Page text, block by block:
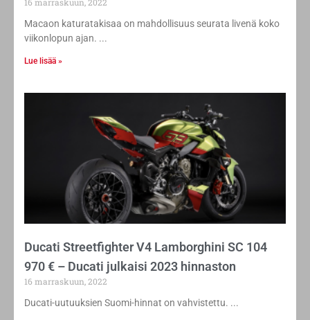
16 marraskuun, 2022
Macaon katuratakisaa on mahdollisuus seurata livenä koko
viikonlopun ajan.
Lue lisää »
Ducati Streetfighter V4 Lamborghini SC 104
970 € – Ducati julkaisi 2023 hinnaston
16 marraskuun, 2022
Ducati-uutuuksien Suomi-hinnat on vahvistettu.